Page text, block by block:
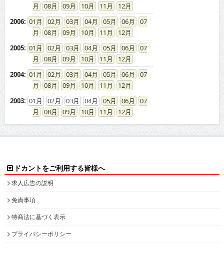
08
09 10 11
12
2006: 01 02 03 04 05 06
07
08
09 10 11
12
2005: 01 02 03 04 05 06
07
08
09 10 11
12
2004: 01 02 03 04 05 06
07
08
09 10 11
12
2003: 01 02 03 04 05 06
07
08
09 10 11 12
ドカントをご利用する皆様へ
求人広告の説明
免責事項
特商法に基づく表示
プライバシーポリシー